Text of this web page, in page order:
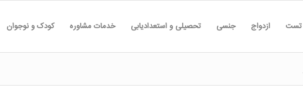
تست ازدواج جنسی تحصیلی و استعدادیابی خدمات مشاوره کودک و نوجوان